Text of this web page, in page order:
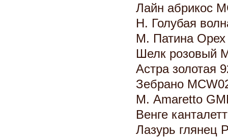
Лайн абрикос
Н. Голубая
М. Патина Орех
Шелк розовый
Астра золотая
Зебрано
М. Amaretto
Венге
Лазурь глянец